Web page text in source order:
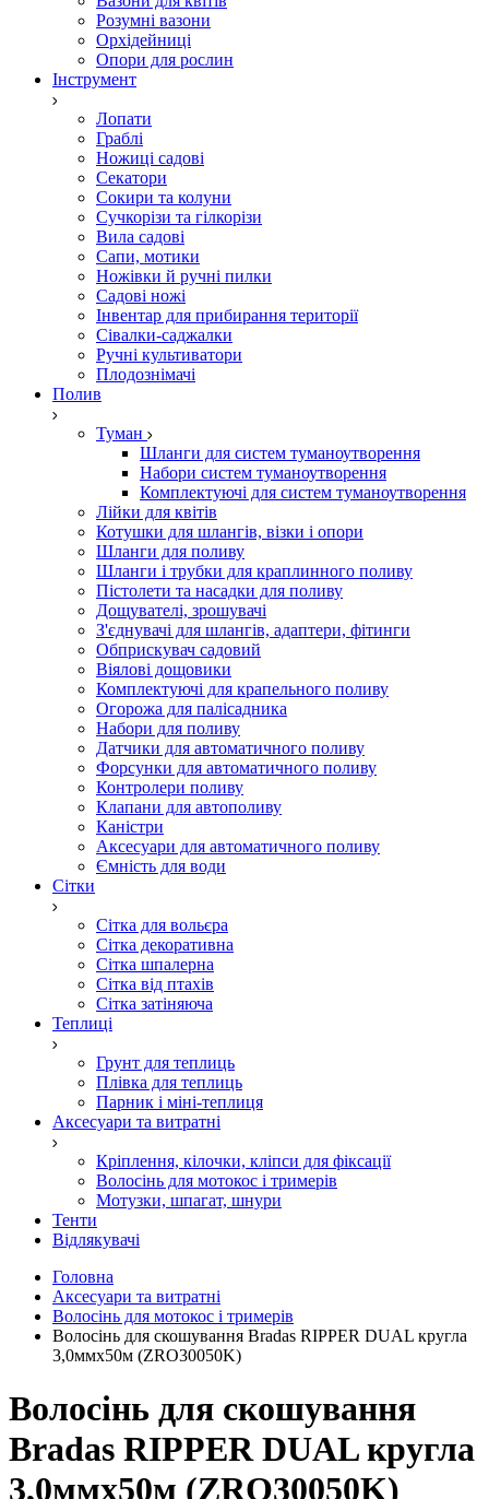
Розумні вазони
Орхідейниці
Опори для рослин
Інструмент
Лопати
Граблі
Ножиці садові
Секатори
Сокири та колуни
Сучкорізи та гілкорізи
Вила садові
Сапи, мотики
Ножівки й ручні пилки
Садові ножі
Інвентар для прибирання території
Сівалки-саджалки
Ручні культиватори
Плодознімачі
Полив
Туман
Шланги для систем туманоутворення
Набори систем туманоутворення
Комплектуючі для систем туманоутворення
Лійки для квітів
Котушки для шлангів, візки і опори
Шланги для поливу
Шланги і трубки для краплинного поливу
Пістолети та насадки для поливу
Дощувателі, зрошувачі
З'єднувачі для шлангів, адаптери, фітинги
Обприскувач садовий
Віялові дощовики
Комплектуючі для крапельного поливу
Огорожа для палісадника
Набори для поливу
Датчики для автоматичного поливу
Форсунки для автоматичного поливу
Контролери поливу
Клапани для автополиву
Каністри
Аксесуари для автоматичного поливу
Ємність для води
Сітки
Сітка для вольєра
Сітка декоративна
Сітка шпалерна
Сітка від птахів
Сітка затіняюча
Теплиці
Грунт для теплиць
Плівка для теплиць
Парник і міні-теплиця
Аксесуари та витратні
Кріплення, кілочки, кліпси для фіксації
Волосінь для мотокос і тримерів
Мотузки, шпагат, шнури
Тенти
Відлякувачі
Головна
Аксесуари та витратні
Волосінь для мотокос і тримерів
Волосінь для скошування Bradas RIPPER DUAL кругла
3,0ммx50м (ZRO30050K)
Волосінь для скошування
Bradas RIPPER DUAL кругла
3,0ммx50м (ZRO30050K)